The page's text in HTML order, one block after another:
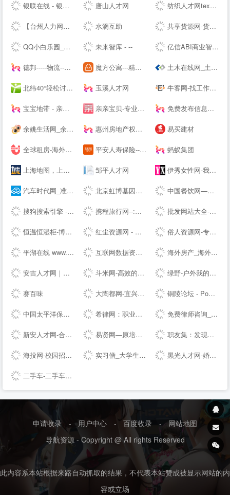
银联在线 - 银联网上手机充值缴费,网上信用卡还款 安全,快捷,高效! 唐山人才网 纺织人才网texhr.cn-纺织---纺织人才--站
【台州人力网】台州人才网，台州--，台州最新人才招聘信息！ 水滴互助 共享货源网-货源总舵，淘宝店货源，工厂货源，奢侈品货源网
QQ小白乐园_三岁资源网_技术导航_全网精品资源分享平台 未来智库 - -- 亿信ABI商业智能软件-一站式数据分析BI软件工具
德邦-----物流--一站式服务 魔方公寓---精品单身青年白领公寓出租|酒店式爱情公寓租房 土木在线网_土木工程师专业技术交流资料下载
北纬40°轻松讨论，严肃思考。 玉溪人才网 牛客网-找工作神器|笔试题库|面试经验|实习招聘内推，求职就业一站解决_牛客网
宝宝地带 - 亲子阅读育儿交流网站社区 亲亲宝贝-专业的育儿网站_亲亲宝贝网 免费发布信息网站大全_信息发布网站大全_B2B网站大全 - 壹佰导航网
余姚生活网_余姚论坛_余姚市综合-- 惠州房地产权威媒体-惠民之家房产网 易买建材
全球租房-海外租房-留学租房-留学生公寓-U--s异乡好居 平安人寿保险---人寿保险,重疾保险,意外保险,医疗保险,少儿保险,理财储蓄 蚂蚁集团
上海地图，上海电子地图，上海街景地图，实景地图 - 城市吧街景地图2021 邹平人才网 伊秀女性网-我们致力于专业的女性时尚--
汽车时代网_准确汽车报价,助您正确选车、买车、用车 北京虹博基因医疗科技股份有限公司 | 虹博基因 中国餐饮网—餐饮食品批发采购供应链服务平台
搜狗搜索引擎 - 上网从搜狗开始 携程旅行网--:酒店预订,机票预订查询,旅游度假,商旅管理 批发网站大全-生意人都在用的批发123456789
恒温恒湿柜-博物馆展柜-展柜恒湿机-除湿加湿一体机-投影机恒温箱 红尘资源网 - 只为资源分享而生,专注用户切身体验! - 俗人资源网-专注网站源码、网站模板、插件，技术教程、实用工具、绿色软件、活动线报！
平湖在线 www.PH66.com | 生活_消费_信息专业媒体 | 平湖在线 平湖通 互联网数据资讯网-199IT | 发现数据的价值-199IT | 中文互联网数据研究资讯中心-199IT 海外房产_海外买房置业_海外房产投资 - 外国买房网 | Waigf.com
安吉人才网｜安吉人才市场｜安吉--｜安吉人力资源网 斗米网-高效的全职、兼职招聘服务平台 绿野-户外我的生活-绿野活动
赛百味 大陶都网-宜兴人的-- 铜陵论坛 - Powered by Discuz!
中国太平洋保险---车险,财产保险,人寿保险,重大疾病保险,少儿保险,理财保险 希律网：职业资格类试题与答案 免费律师咨询_问律师_律师咨询-法律快车--（Lawtime.cn）
新安人才网-合肥人才网-合肥---安徽---合肥招聘会信息 易贤网—原培训认证网|考试网|人事考试网|--|人才网|报名|成绩查询 职友集：发现和了解你未来的雇主
海投网-校园招聘|校招|宣讲会|为应届毕业生提供校园招聘会最新信息 实习僧_大学生实习、校招求职--站_实习_校园招聘丨萌想科技 黑光人才网-婚纱影楼招聘_儿童影楼招聘专业平台！
二手车-二手车交易市场-二手车交易平台-第一车网
申请收录 - 用户中心 - 百度收录 -
网站地图
导航资源 - Copyright @ All rights Reserved
此内容系本站根据来路自动抓取的结果，不代表本站赞成被显示网站的内
容或立场